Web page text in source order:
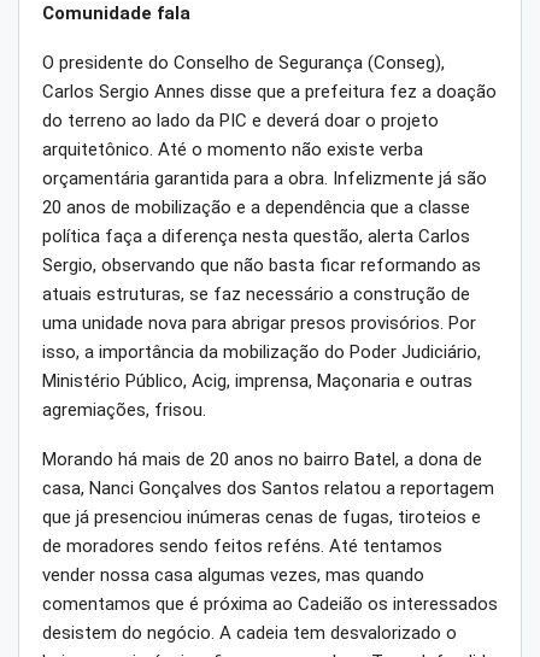
Comunidade fala
O presidente do Conselho de Segurança (Conseg),
Carlos Sergio Annes disse que a prefeitura fez a doação
do terreno ao lado da PIC e deverá doar o projeto
arquitetônico. Até o momento não existe verba
orçamentária garantida para a obra. Infelizmente já são
20 anos de mobilização e a dependência que a classe
política faça a diferença nesta questão, alerta Carlos
Sergio, observando que não basta ficar reformando as
atuais estruturas, se faz necessário a construção de
uma unidade nova para abrigar presos provisórios. Por
isso, a importância da mobilização do Poder Judiciário,
Ministério Público, Acig, imprensa, Maçonaria e outras
agremiações, frisou.
Morando há mais de 20 anos no bairro Batel, a dona de
casa, Nanci Gonçalves dos Santos relatou a reportagem
que já presenciou inúmeras cenas de fugas, tiroteios e
de moradores sendo feitos reféns. Até tentamos
vender nossa casa algumas vezes, mas quando
comentamos que é próxima ao Cadeião os interessados
desistem do negócio. A cadeia tem desvalorizado o